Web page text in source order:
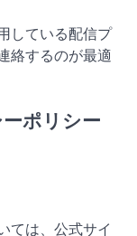
している配信プ
絡するのが最適
ポリシー
ては、公式サイ